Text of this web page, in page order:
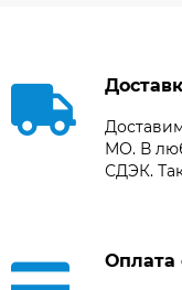
МО. В
СДЭК.
Оплата